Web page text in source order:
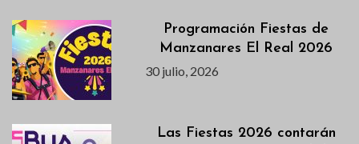
Programación Fiestas de
Manzanares El Real 2026
30 julio, 2026
Las Fiestas 2026 contarán